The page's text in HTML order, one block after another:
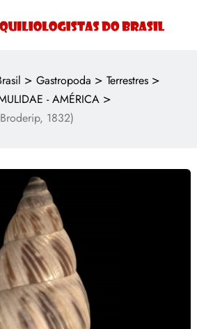
> Gastropoda > Terrestres >
- AMÉRICA >
1832)